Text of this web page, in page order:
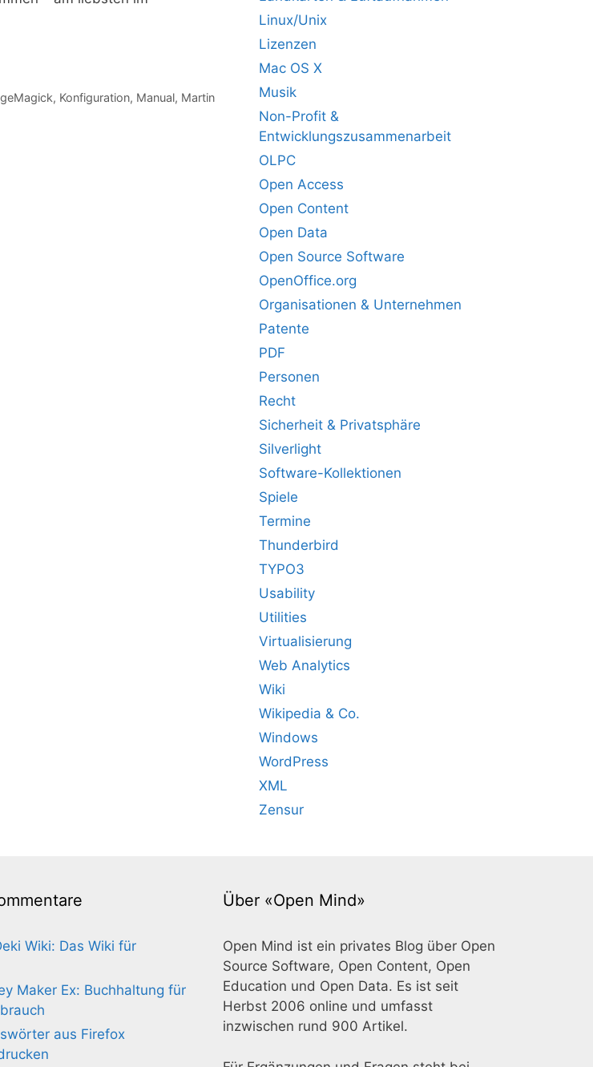
, Konfiguration, Manual, Martin
Linux/Unix
Lizenzen
Mac OS X
Musik
Non-Profit &
Entwicklungszusammenarbeit
OLPC
Open Access
Open Content
Open Data
Open Source Software
OpenOffice.org
Organisationen & Unternehmen
Patente
PDF
Personen
Recht
Sicherheit & Privatsphäre
Silverlight
Software-Kollektionen
Spiele
Termine
Thunderbird
TYPO3
Usability
Utilities
Virtualisierung
Web Analytics
Wiki
Wikipedia & Co.
Windows
WordPress
XML
Zensur
Wiki: Das Wiki für
Maker Ex: Buchhaltung für
aus Firefox
Über «Open Mind»
Open Mind ist ein privates Blog über Open
Source Software, Open Content, Open
Education und Open Data. Es ist seit
Herbst 2006 online und umfasst
inzwischen rund 900 Artikel.